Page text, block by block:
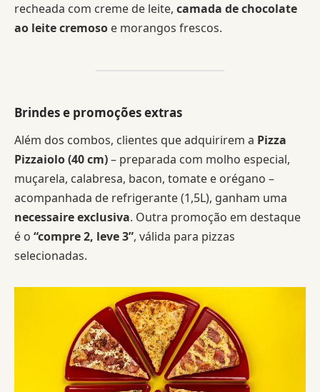
recheada com creme de leite, camada de chocolate
ao leite cremoso e morangos frescos.
Brindes e promoções extras
Além dos combos, clientes que adquirirem a Pizza
Pizzaiolo (40 cm)– preparada com molho especial,
muçarela, calabresa, bacon, tomate e orégano –
acompanhada de refrigerante (1,5L), ganham uma
necessaire exclusiva. Outra promoção em destaque
é o “compre 2, leve 3”, válida para pizzas
selecionadas.